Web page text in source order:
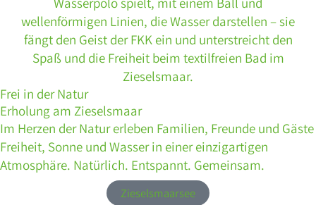
Frei in der Natur
Erholung am Zieselsmaar
Im Herzen der Natur erleben Familien, Freunde und Gäste
Freiheit, Sonne und Wasser in einer einzigartigen
Atmosphäre. Natürlich. Entspannt. Gemeinsam.
Zieselsmaarsee